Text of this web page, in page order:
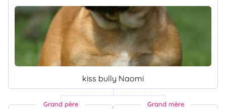
kiss bully Naomi
Grand père Grand mère